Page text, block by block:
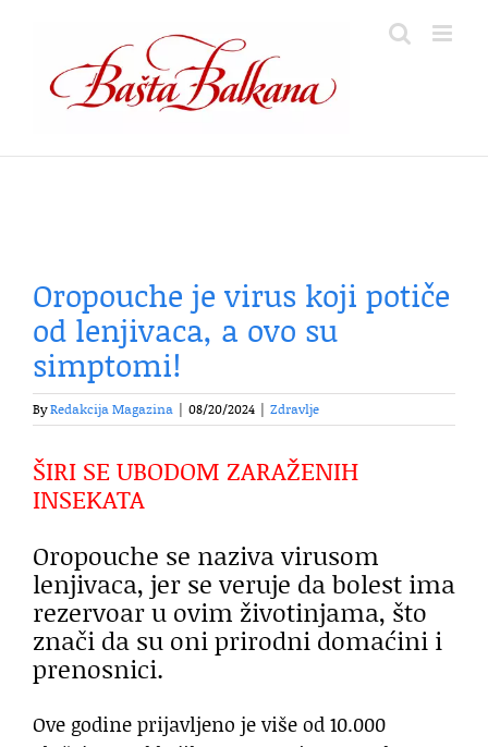
content
Oropouche je virus koji potiče
od lenjivaca, a ovo su
simptomi!
ByRedakcija Magazina 08/20/2024 Zdravlje
ŠIRI SE UBODOM ZARAŽENIH
INSEKATA
Oropouche se naziva virusom
lenjivaca, jer se veruje da bolest ima
rezervoar u ovim životinjama, što
znači da su oni prirodni domaćini i
prenosnici.
Ove godine prijavljeno je više od 10.000